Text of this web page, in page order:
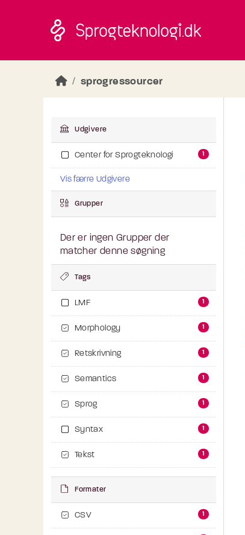
sprogressourcer
Udgivere
Center for Sprogteknologi 1
Vis færre Udgivere
Grupper
Der er ingen Grupper der
matcher denne søgning
Tags
LMF 1
Morphology 1
Retskrivning 1
Semantics 1
Sprog 1
Syntax 1
Tekst 1
Formater
CSV 1